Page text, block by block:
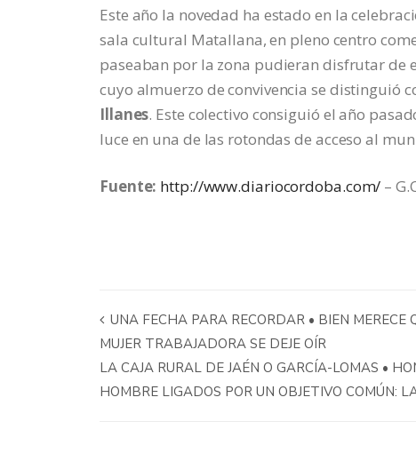
Este año la novedad ha estado en la
sala cultural Matallana, en pleno centro
paseaban por la zona pudieran disfrutar de
cuyo almuerzo de convivencia se distinguió
Illanes. Este colectivo consiguió el año
luce en una de las rotondas de acceso al
Fuente: http://www.diariocordoba.com/ –
UNA FECHA PARA RECORDAR • BIEN
MUJER TRABAJADORA SE DEJE OÍR
LA CAJA RURAL DE JAÉN O GARCÍA-LOMAS •
HOMBRE LIGADOS POR UN OBJETIVO COMÚN: